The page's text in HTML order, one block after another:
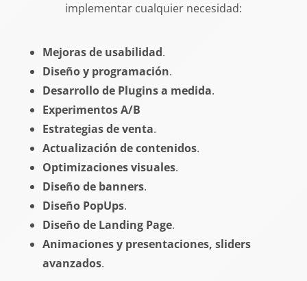
implementar cualquier necesidad:
Mejoras de usabilidad.
Diseño y programación.
Desarrollo de Plugins a medida.
Experimentos A/B
Estrategias de venta.
Actualización de contenidos.
Optimizaciones visuales.
Diseño de banners.
Diseño PopUps.
Diseño de Landing Page.
Animaciones y presentaciones, sliders
avanzados.